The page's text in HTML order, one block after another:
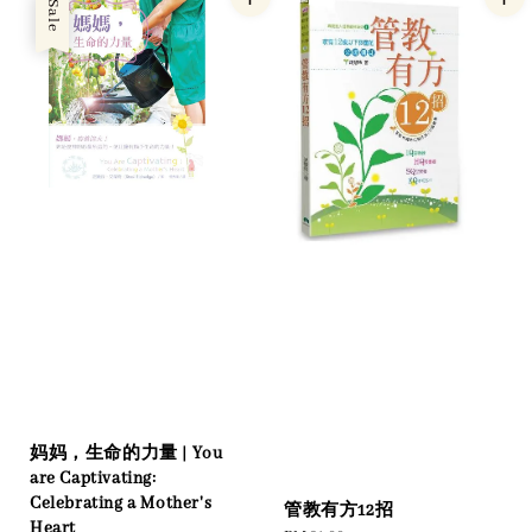
Sale
妈妈，生命的力量 | You
are Captivating:
Celebrating a Mother's
管教有方12招